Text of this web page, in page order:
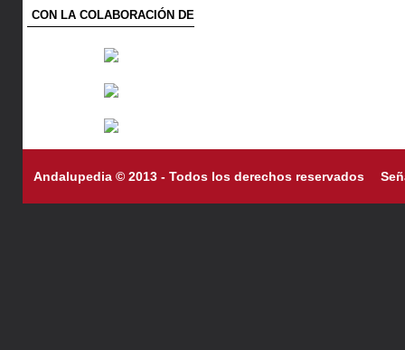
CON LA COLABORACIÓN DE
Andalupedia © 2013 - Todos los derechos reservados